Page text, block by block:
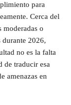
para
Cerca del
moderadas o
durante 2026,
no es la falta
de traducir esa
amenazas en